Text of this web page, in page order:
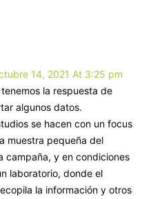
14, 2021 At 3:25 pm
la respuesta de
algunos datos.
se hacen con un focus
muestra pequeña del
campaña, y en condiciones
laboratorio, donde el
la información y otros